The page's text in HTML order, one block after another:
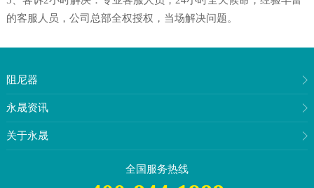
的客服人员，公司总部全权授权，当场解决问题。
阻尼器
永晟资讯
关于永晟
全国服务热线